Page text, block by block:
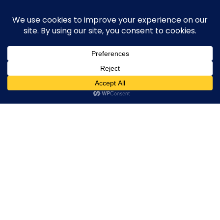
content
execute-stylife.com
upload it including a road bike of l1stylish and
other hobbies
O
O
E
20180602_012242239_iOS
20180602_012242239_iOS
l1stylish20180602_012242239_iOS
0 Comments